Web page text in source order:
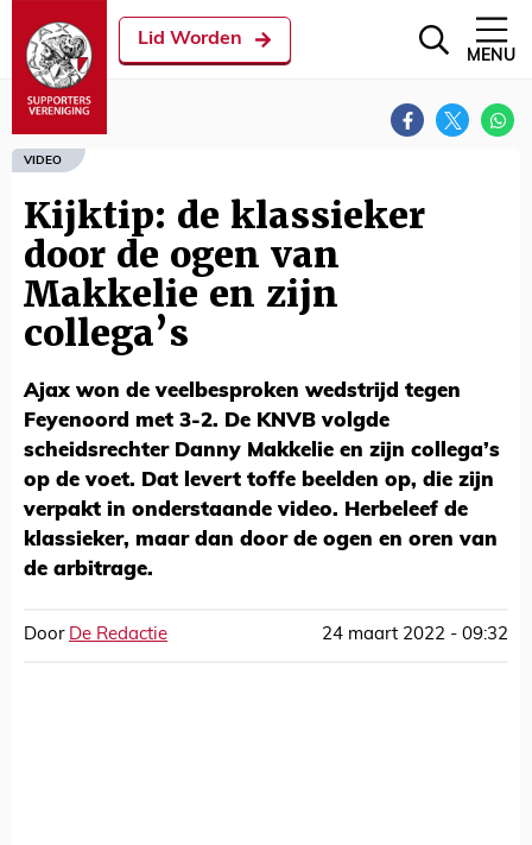
Lid Worden
MENU
VIDEO
Kijktip: de klassieker
door de ogen van
Makkelie en zijn
collega’s
Ajax won de veelbesproken wedstrijd tegen
Feyenoord met 3-2. De KNVB volgde
scheidsrechter Danny Makkelie en zijn collega’s
op de voet. Dat levert toffe beelden op, die zijn
verpakt in onderstaande video. Herbeleef de
klassieker, maar dan door de ogen en oren van
de arbitrage.
Door De Redactie 24 maart 2022 - 09:32